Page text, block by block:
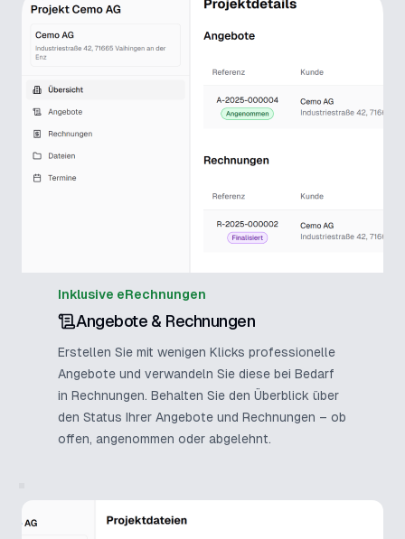
Inklusive eRechnungen
Angebote & Rechnungen
Erstellen Sie mit wenigen Klicks professionelle
Angebote und verwandeln Sie diese bei Bedarf
in Rechnungen. Behalten Sie den Überblick über
den Status Ihrer Angebote und Rechnungen – ob
offen, angenommen oder abgelehnt.